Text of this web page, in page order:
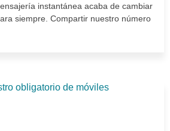
instantánea acaba de cambiar
siempre. Compartir nuestro número